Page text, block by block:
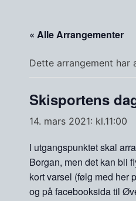
« Alle Arrangementer
Dette arrangement har
Skisportens
14. mars 2021: kl.11:00
I utgangspunktet skal
Borgan, men det kan bli
kort varsel (følg med her
og på facebooksida til